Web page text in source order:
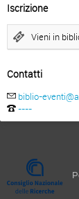
Iscrizione
Vieni in
Contatti
biblio-
----